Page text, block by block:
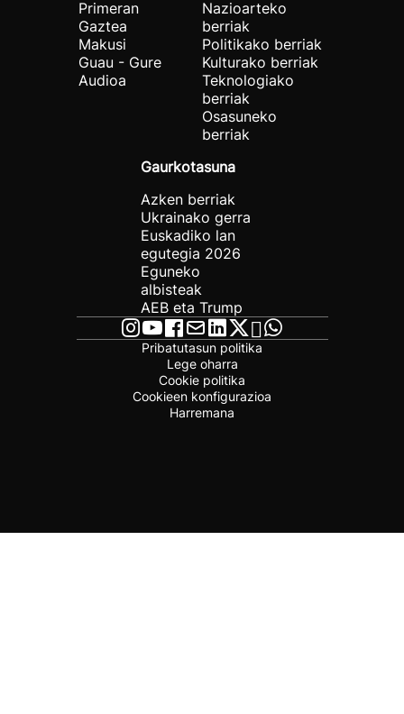
Primeran
Gaztea
Makusi
Guau - Gure
Audioa
Nazioarteko
berriak
Politikako berriak
Kulturako berriak
Teknologiako
berriak
Osasuneko
berriak
Gaurkotasuna
Azken berriak
Ukrainako gerra
Euskadiko lan
egutegia 2026
Eguneko
albisteak
AEB eta Trump
Pribatutasun politika
Lege oharra
Cookie politika
Cookieen konfigurazioa
Harremana